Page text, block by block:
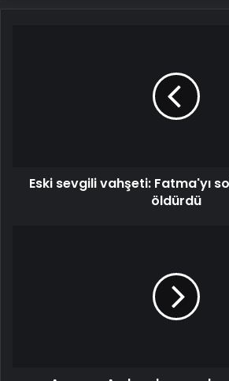
Eski sevgili vahşeti: Fatma'yı
öldürdü